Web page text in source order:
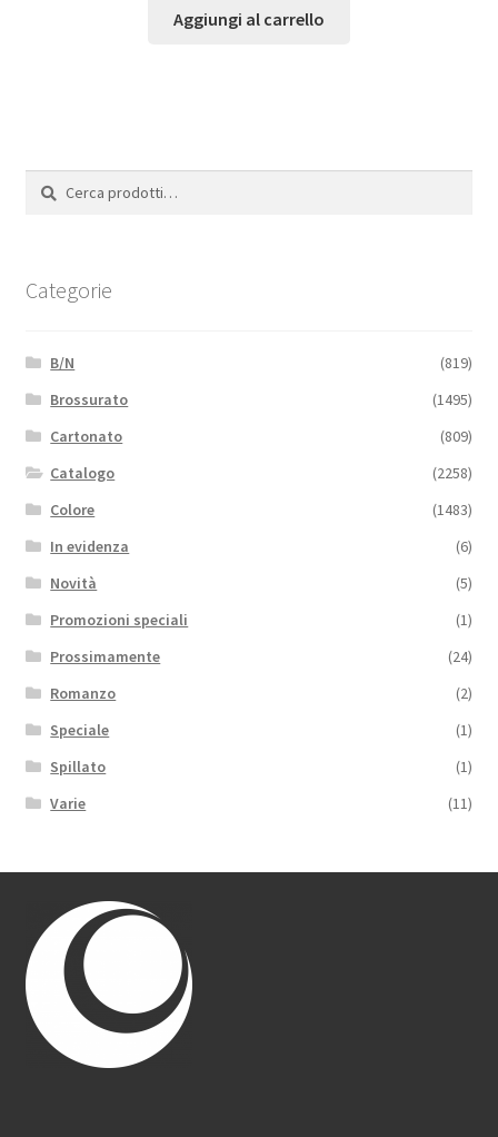
Aggiungi al carrello
Cerca:
Cerca
Categorie
B/N
(819)
Brossurato
(1495)
Cartonato
(809)
Catalogo
(2258)
Colore
(1483)
In evidenza
(6)
Novità
(5)
Promozioni speciali
(1)
Prossimamente
(24)
Romanzo
(2)
Speciale
(1)
Spillato
(1)
Varie
(11)